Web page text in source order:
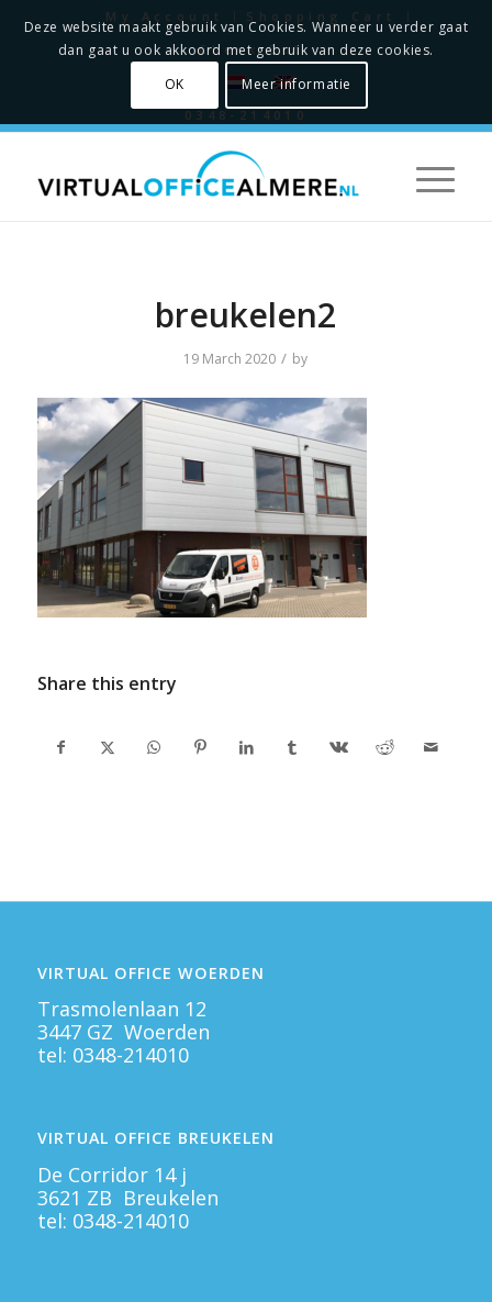
My Account
Shopping Cart
Check Out
0348-214010
breukelen2
19 March 2020 / by
Share this entry
VIRTUAL OFFICE WOERDEN
Trasmolenlaan 12
3447 GZ Woerden
tel: 0348-214010
VIRTUAL OFFICE BREUKELEN
De Corridor 14 j
3621 ZB Breukelen
tel: 0348-214010
Deze website maakt gebruik van Cookies. Wanneer u verder gaat
dan gaat u ook akkoord met gebruik van deze cookies.
OK
Meer informatie